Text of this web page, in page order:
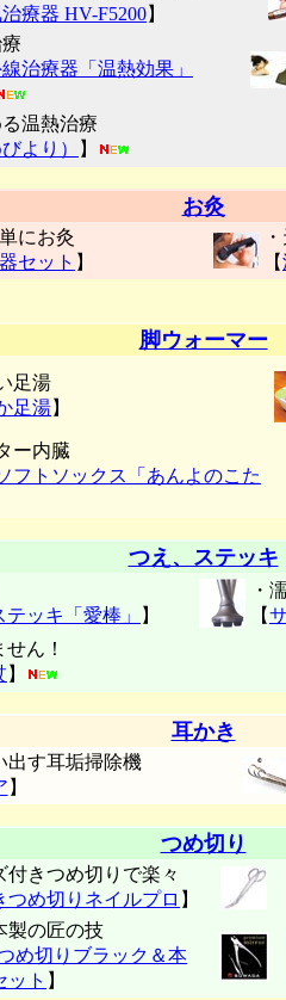
療器 HV-F5200】
治療器「温熱効果」
る温熱治療
より） 】
お灸
にお灸
セット 】
【
脚ウォーマー
足湯
足湯】
ー内臓
フトソックス「あんよのこた
つえ、ステッキ
ッキ「愛棒」 】
・
【
ん！
】
耳かき
出す耳垢掃除機
】
つめ切り
付きつめ切りで楽々
つめ切りネイルプロ 】
製の匠の技
め切りブラック＆本
ット 】